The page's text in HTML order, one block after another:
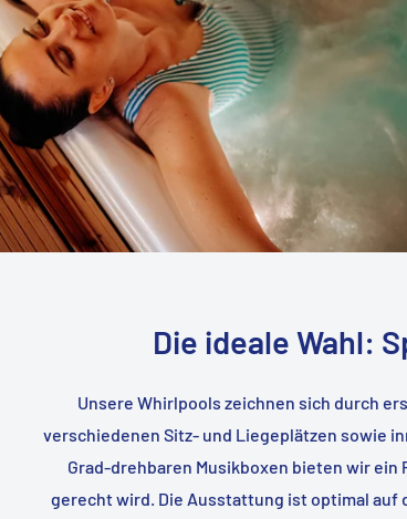
Die ideale Wahl:
Unsere Whirlpools zeichnen sich durch
verschiedenen Sitz- und Liegeplätzen sowie
Grad-drehbaren Musikboxen bieten wir
gerecht wird. Die Ausstattung ist optimal